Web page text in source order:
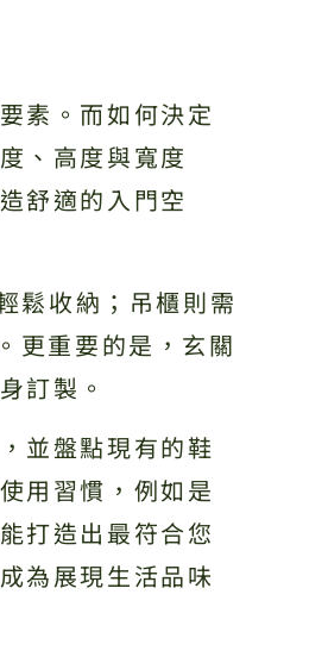
素。而如何決定
、高度與寬度
舒適的入門空
鬆收納；吊櫃則需
更重要的是，玄關
訂製。
並盤點現有的鞋
用習慣，例如是
打造出最符合您
為展現生活品味